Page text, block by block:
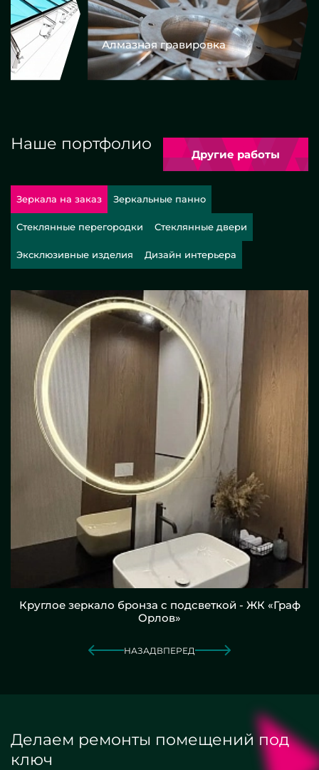
Алмазная гравировка
Наше портфолио
Другие работы
Зеркала на заказ Зеркальные панно
Стеклянные перегородки Стеклянные двери
Эксклюзивные изделия Дизайн интерьера
Круглое зеркало бронза с подсветкой - ЖК «Граф
Орлов»
НАЗАД ВПЕРЕД
Делаем ремонты помещений под
ключ